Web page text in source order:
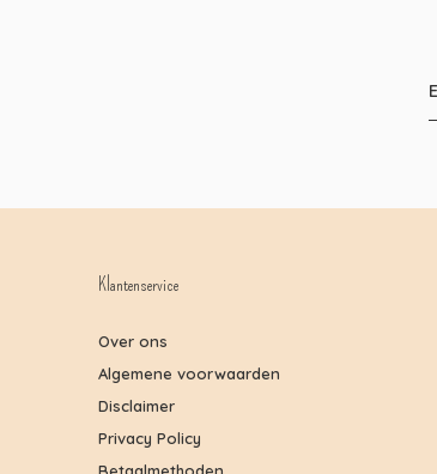
Klantenservice
Over ons
Algemene voorwaarden
Disclaimer
Privacy Policy